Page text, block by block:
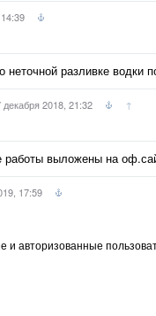
неточной разливке водки
декабря 2018, 21:32 ↑
работы выложены на
17:59
и авторизованные